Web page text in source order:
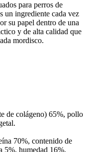
para perros de
un ingrediente cada vez
su papel dentro de una
y de alta calidad que
mordisco.
de colágeno) 65%, pollo
70%, contenido de
5%, humedad 16%.